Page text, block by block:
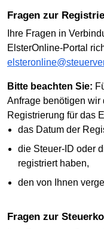
Fragen zur
Ihre Fragen in
ElsterOnline-Portal
Bitte beachten Sie:
Anfrage benötigen wir
Registrierung für das
das Datum der
die Steuer-ID oder
registriert haben,
den von Ihnen
Fragen zur